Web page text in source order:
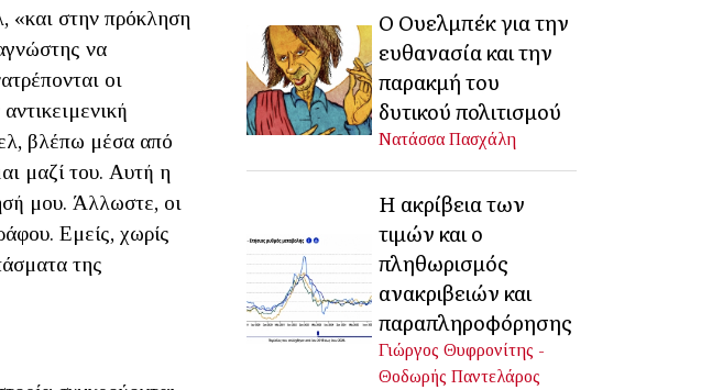
«και στην πρόκληση
να
οι
βλέπω μέσα από
μαζί του. Αυτή η
μου. Άλλωστε, οι
Εμείς, χωρίς
της
Ο Ουελμπέκ για την
ευθανασία και την
παρακμή του
δυτικού πολιτισμού
Νατάσσα Πασχάλη
Η ακρίβεια των
τιμών και ο
πληθωρισμός
ανακριβειών και
παραπληροφόρησης
Γιώργος Θυφρονίτης -
Θοδωρής Παντελάρος